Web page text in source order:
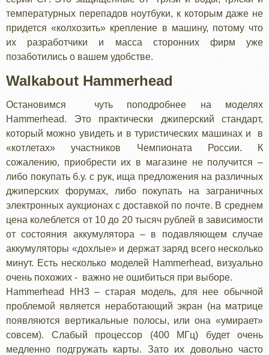
температурных перепадов ноутбуки, к которым даже не
придется «колхозить» крепление в машину, потому что
их разработчики и масса сторонних фирм уже
позаботились о вашем удобстве.
Walkabout Hammerhead
Остановимся чуть поподробнее на моделях
Hammerhead. Это практически джиперский стандарт,
который можно увидеть и в туристических машинах и в
«котлетах» участников Чемпионата России. К
сожалению, приобрести их в магазине не получится –
либо покупать б.у. с рук, ища предложения на различных
джиперских форумах, либо покупать на заграничных
электронных аукционах с доставкой по почте. В среднем
цена колеблется от 10 до 20 тысяч рублей в зависимости
от состояния аккумулятора – в подавляющем случае
аккумуляторы «дохлые» и держат заряд всего несколько
минут. Есть несколько моделей Hammerhead, визуально
очень похожих - важно не ошибиться при выборе.
Hammerhead HH3 – старая модель, для нее обычной
проблемой является неработающий экран (на матрице
появляются вертикальные полосы, или она «умирает»
совсем). Слабый процессор (400 МГц) будет очень
медленно подгружать карты. Зато их довольно часто